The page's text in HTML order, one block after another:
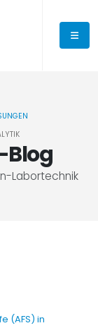
Blog
Labortechnik
(AFS) in